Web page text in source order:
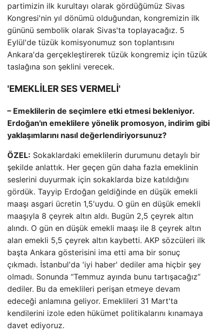
partimizin ilk kurultayı olarak gördüğümüz Sivas
Kongresi'nin yıl dönümü olduğundan, kongremizin ilk
gününü sembolik olarak Sivas'ta toplayacağız. 5
Eylül'de tüzük komisyonumuz son toplantısını
Ankara'da gerçekleştirerek tüzük kongremiz için tüzük
taslağına son şeklini verecek.
'EMEKLİLER SES VERMELİ'
– Emeklilerin de seçimlere etki etmesi bekleniyor.
Erdoğan'ın emeklilere yönelik promosyon, indirim gibi
yaklaşımlarını nasıl değerlendiriyorsunuz?
ÖZEL: Sokaklardaki emeklilerin durumunu detaylı bir
şekilde anlattık. Her geçen gün daha fazla emeklinin
seslerini duyurmak için sokaklarda bize katıldığını
gördük. Tayyip Erdoğan geldiğinde en düşük emekli
maaşı asgari ücretin 1,5'uydu. O gün en düşük emekli
maaşıyla 8 çeyrek altın aldı. Bugün 2,5 çeyrek altın
alındı. O gün en düşük emekli maaşı ile 8 çeyrek altın
alan emekli 5,5 çeyrek altın kaybetti. AKP sözcüleri ilk
başta Ankara gösterisini ima etti ama bir sonuç
çıkmadı. İstanbul'da 'iyi haber' dediler ama hiçbir şey
olmadı. Sonunda “Temmuz ayında bunu tartışacağız”
dediler. Bu da emeklileri perişan etmeye devam
edeceği anlamına geliyor. Emeklileri 31 Mart'ta
kendilerini izole eden hükümet politikalarını kınamaya
davet ediyoruz.